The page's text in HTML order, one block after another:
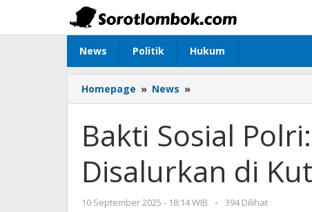
konten
News Politik Hukum
Homepage » News »
Sosial
1.500
Paket
Disalurkan
Kutai
Bakti Sosial
Disalurkan di
10 September 2025 - 18:14 WIB
oleh
-
394 Dilihat